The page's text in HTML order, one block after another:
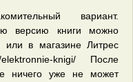
вариант.
версию книги можно
или в магазине Литрес
elektronnie-knigi/ После
ничего уже не может